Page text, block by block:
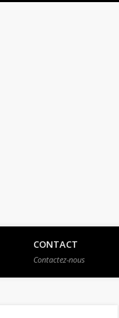
CONTACT
Contactez-nous